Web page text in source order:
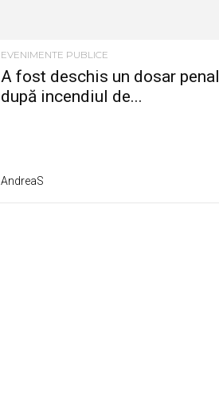
EVENIMENTE PUBLICE
A fost deschis un dosar penal
după incendiul de...
AndreaS